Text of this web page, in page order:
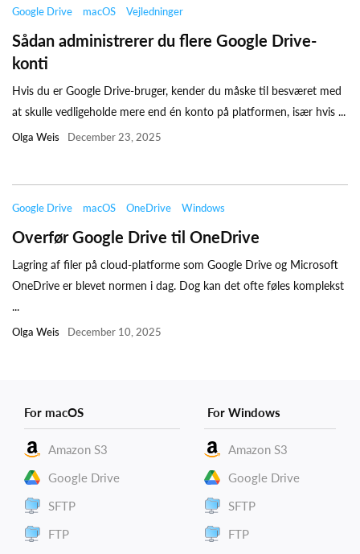
Google Drive macOS Vejledninger
Sådan administrerer du flere Google Drive-
konti
Hvis du er Google Drive-bruger, kender du måske til besværet med
at skulle vedligeholde mere end én konto på platformen, især hvis ...
Olga Weis December 23, 2025
Google Drive macOS OneDrive Windows
Overfør Google Drive til OneDrive
Lagring af filer på cloud-platforme som Google Drive og Microsoft
OneDrive er blevet normen i dag. Dog kan det ofte føles komplekst
...
Olga Weis December 10, 2025
For macOS
Amazon S3
Google Drive
SFTP
FTP
For Windows
Amazon S3
Google Drive
SFTP
FTP